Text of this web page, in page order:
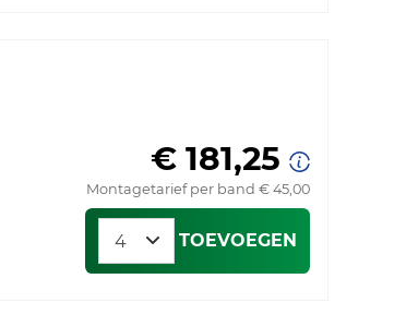
€ 181,25
Montagetarief per band € 45,00
TOEVOEGEN